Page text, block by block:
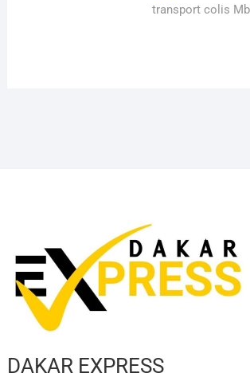
post:
transport colis
DAKAR EXPRESS